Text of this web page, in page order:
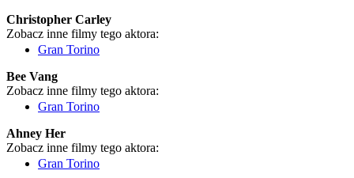
Christopher Carley
Zobacz inne filmy tego aktora:
Gran Torino
Bee Vang
Zobacz inne filmy tego aktora:
Gran Torino
Ahney Her
Zobacz inne filmy tego aktora:
Gran Torino